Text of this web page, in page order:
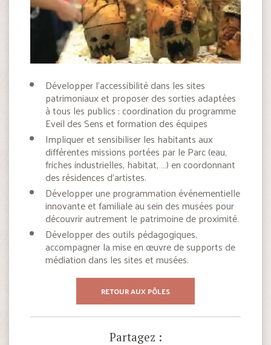
Développer l’accessibilité dans les sites
patrimoniaux et proposer des sorties adaptées
à tous les publics : coordination du programme
Eveil des Sens et formation des équipes
Impliquer et sensibiliser les habitants aux
différentes missions portées par le Parc (eau,
friches industrielles, habitat, …) en coordonnant
des résidences d’artistes.
Développer une programmation événementielle
innovante et familiale au sein des musées pour
découvrir autrement le patrimoine de proximité.
Développer des outils pédagogiques,
accompagner la mise en œuvre de supports de
médiation dans les sites et musées.
RETOUR AUX PÔLES
Partagez :